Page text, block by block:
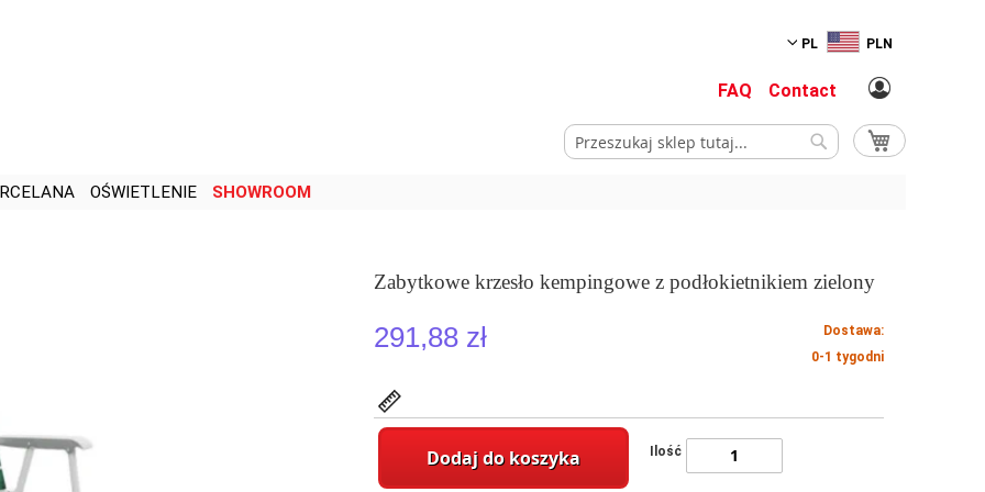
PL PLN
FAQ Contact
Mój koszyk
OŚWIETLENIE SHOWROOM
Zabytkowe krzesło kempingowe z podłokietnikiem zielony
291,88 zł
Dostawa:
0-1 tygodni
Ilość
Dodaj do koszyka